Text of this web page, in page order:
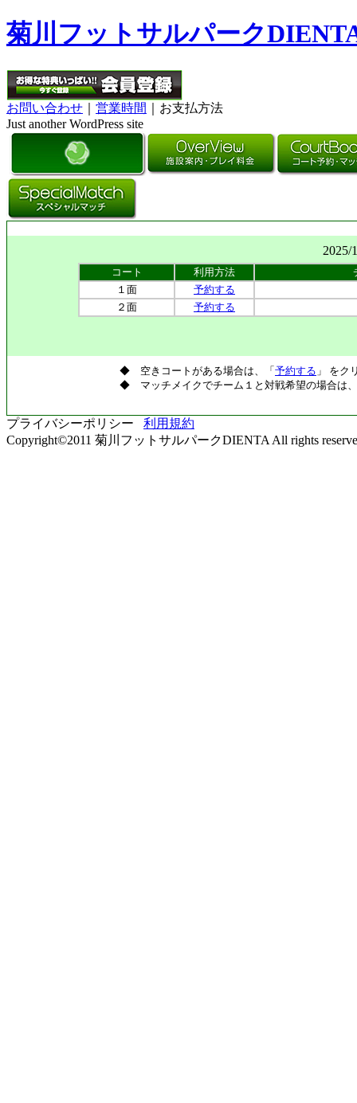
菊川フットサルパーク
お問い合わせ 営業時間
｜お支払方法
Just another WordPress site
2025/
コート 利用方法
１面
予約する
２面
予約する
◆ 空きコートがある場合は、「 予約する 」 をク
◆ マッチメイクでチーム１と対戦希望の場合は
プライバシーポリシー 利用規約
Copyright©2011 菊川フットサルパークDIENTA All rights